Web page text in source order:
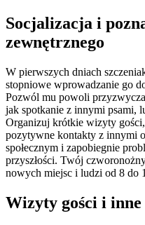
Socjalizacja i
zewnętrznego
W pierwszych dniach
stopniowe wprowadzanie go
Pozwól mu powoli
jak spotkanie z innymi psami,
Organizuj krótkie wizyty
pozytywne kontakty z innymi
społecznym i zapobiegnie
przyszłości. Twój
nowych miejsc i ludzi od 8 do
Wizyty gości i inne